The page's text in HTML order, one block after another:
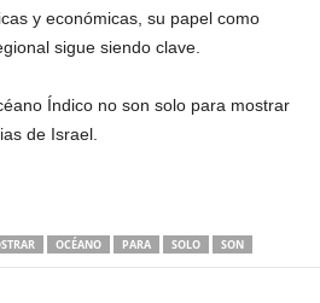
y económicas, su papel como
sigue siendo clave.
Índico no son solo para mostrar
de Israel.
OCÉANO PARA SOLO SON